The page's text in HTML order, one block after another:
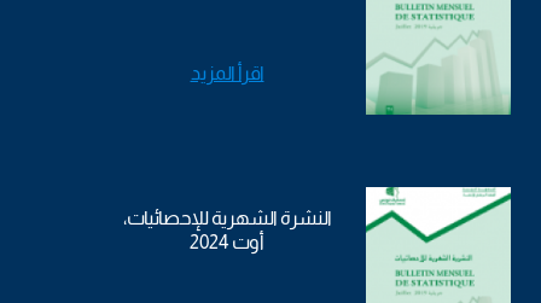
اقرأ المزيد
النشرة الشهرية للإحصائيات،
أوت 2024